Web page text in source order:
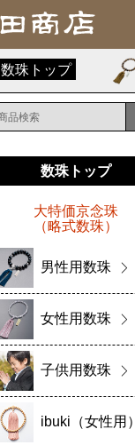
数珠トップ
数珠トップ
大特価京念珠
（略式数珠）
男性用数珠
女性用数珠
子供用数珠
ibuki（女性用）